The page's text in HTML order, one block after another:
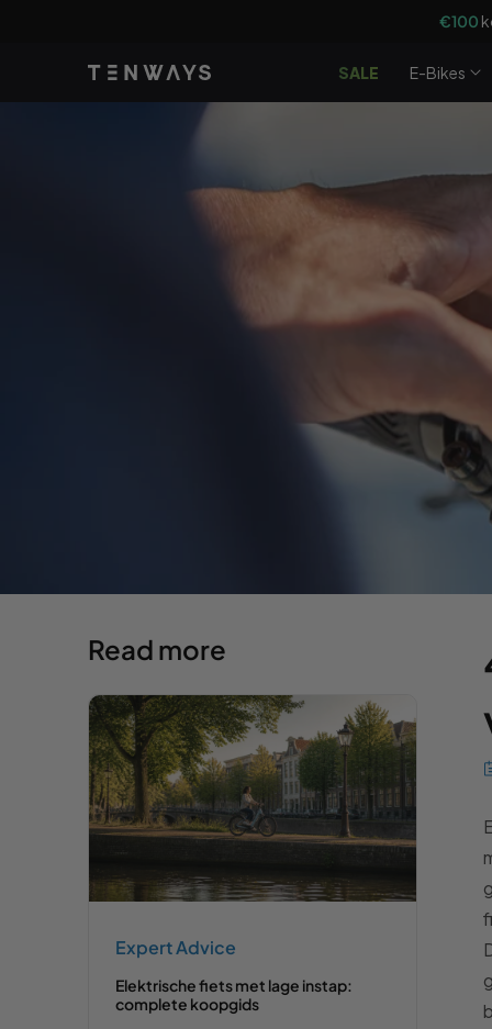
Bij de
SALE E-Bikes
Read more
Expert Advice
Elektrische fiets met lage instap:
complete koopgids